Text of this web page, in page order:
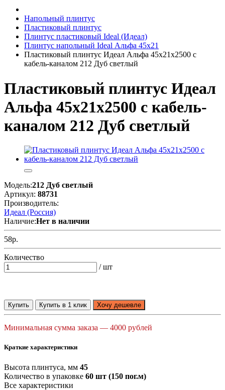
Напольный плинтус
Пластиковый плинтус
Плинтус пластиковый Ideal (Идеал)
Плинтус напольный Ideal Альфа 45х21
Пластиковый плинтус Идеал Альфа 45х21х2500 с
кабель-каналом 212 Дуб светлый
Пластиковый плинтус Идеал
Альфа 45х21х2500 с кабель-
каналом 212 Дуб светлый
Модель:212 Дуб светлый
Артикул: 88731
Производитель:
Идеал (Россия)
Наличие:Нет в наличии
58р.
Количество
/ шт
Купить Купить в 1 клик Хочу дешевле
Минимальная сумма заказа — 4000 рублей
Краткие характеристики
Высота плинтуса, мм 45
Количество в упаковке 60 шт (150 пог.м)
Все характеристики